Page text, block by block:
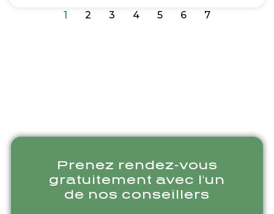
1 2 3 4 5 6 7
Prenez rendez-vous
gratuitement avec l'un
de nos conseillers